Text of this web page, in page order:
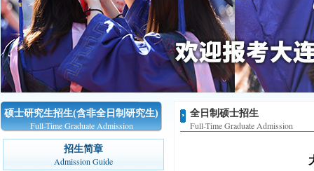
硕士研究生招生(含非全日制研究生)
Full-Time Graduate Admission
招生简章
Admission Guide
全日制硕士招生
Full-Time Graduate Admission